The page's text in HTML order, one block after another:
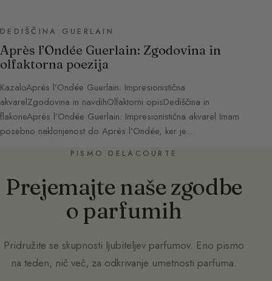
DEDIŠČINA GUERLAIN
Après l’Ondée Guerlain: Zgodovina in
olfaktorna poezija
KazaloAprès l’Ondée Guerlain: Impresionistična
akvarelZgodovina in navdihOlfaktorni opisDediščina in
flakoneAprès l’Ondée Guerlain: Impresionistična akvarel Imam
posebno naklonjenost do Après l’Ondée, ker je…
PISMO DELACOURTE
Prejemajte naše zgodbe
o parfumih
Pridružite se skupnosti ljubiteljev parfumov. Eno pismo
na teden, nič več, za odkrivanje umetnosti parfuma.